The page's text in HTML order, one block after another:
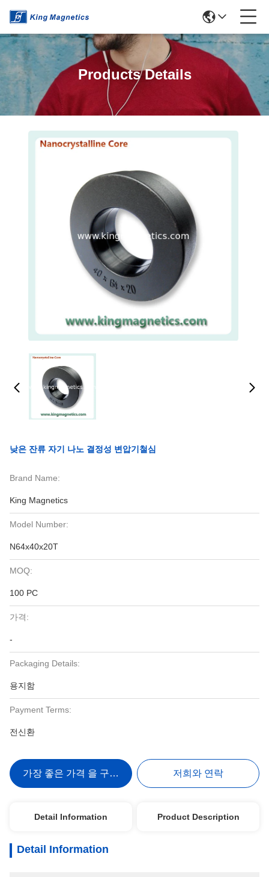
Products Details
낮은 잔류 자기 나노 결정성 변압기철심
Brand Name:
King Magnetics
Model Number:
N64x40x20T
MOQ:
100 PC
가격:
-
Packaging Details:
용지함
Payment Terms:
전신환
가장 좋은 가격 을 구하라 저희와 연락
Detail Information Product Description
Detail Information